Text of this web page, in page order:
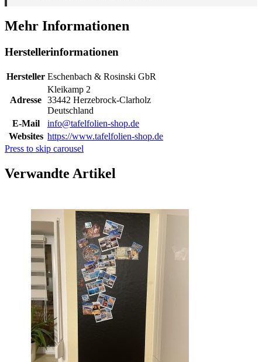
Mehr Informationen
Herstellerinformationen
Hersteller Eschenbach & Rosinski GbR
Adresse
Kleikamp 2
33442 Herzebrock-Clarholz
Deutschland
E-Mail
info@tafelfolien-shop.de
Websites https://www.tafelfolien-shop.de
Press to skip carousel
Verwandte Artikel